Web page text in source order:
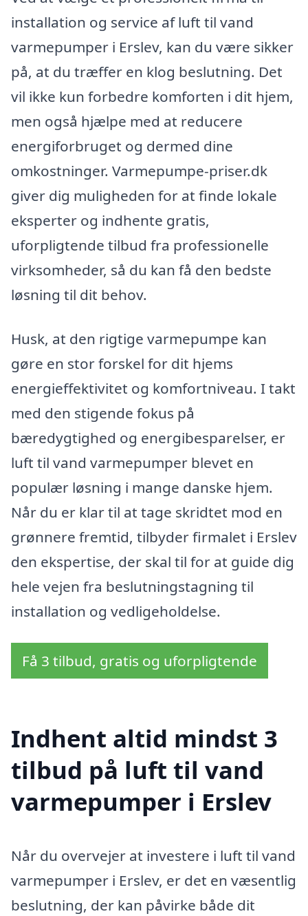
installation og service af luft til vand
varmepumper i Erslev, kan du være sikker
på, at du træffer en klog beslutning. Det
vil ikke kun forbedre komforten i dit hjem,
men også hjælpe med at reducere
energiforbruget og dermed dine
omkostninger. Varmepumpe-priser.dk
giver dig muligheden for at finde lokale
eksperter og indhente gratis,
uforpligtende tilbud fra professionelle
virksomheder, så du kan få den bedste
løsning til dit behov.
Husk, at den rigtige varmepumpe kan
gøre en stor forskel for dit hjems
energieffektivitet og komfortniveau. I takt
med den stigende fokus på
bæredygtighed og energibesparelser, er
luft til vand varmepumper blevet en
populær løsning i mange danske hjem.
Når du er klar til at tage skridtet mod en
grønnere fremtid, tilbyder firmalet i Erslev
den ekspertise, der skal til for at guide dig
hele vejen fra beslutningstagning til
installation og vedligeholdelse.
Få 3 tilbud, gratis og uforpligtende
Indhent altid mindst 3
tilbud på luft til vand
varmepumper i Erslev
Når du overvejer at investere i luft til vand
varmepumper i Erslev, er det en væsentlig
beslutning, der kan påvirke både dit